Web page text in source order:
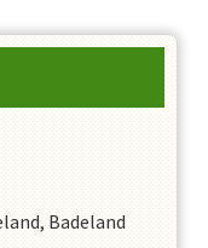
Badeland